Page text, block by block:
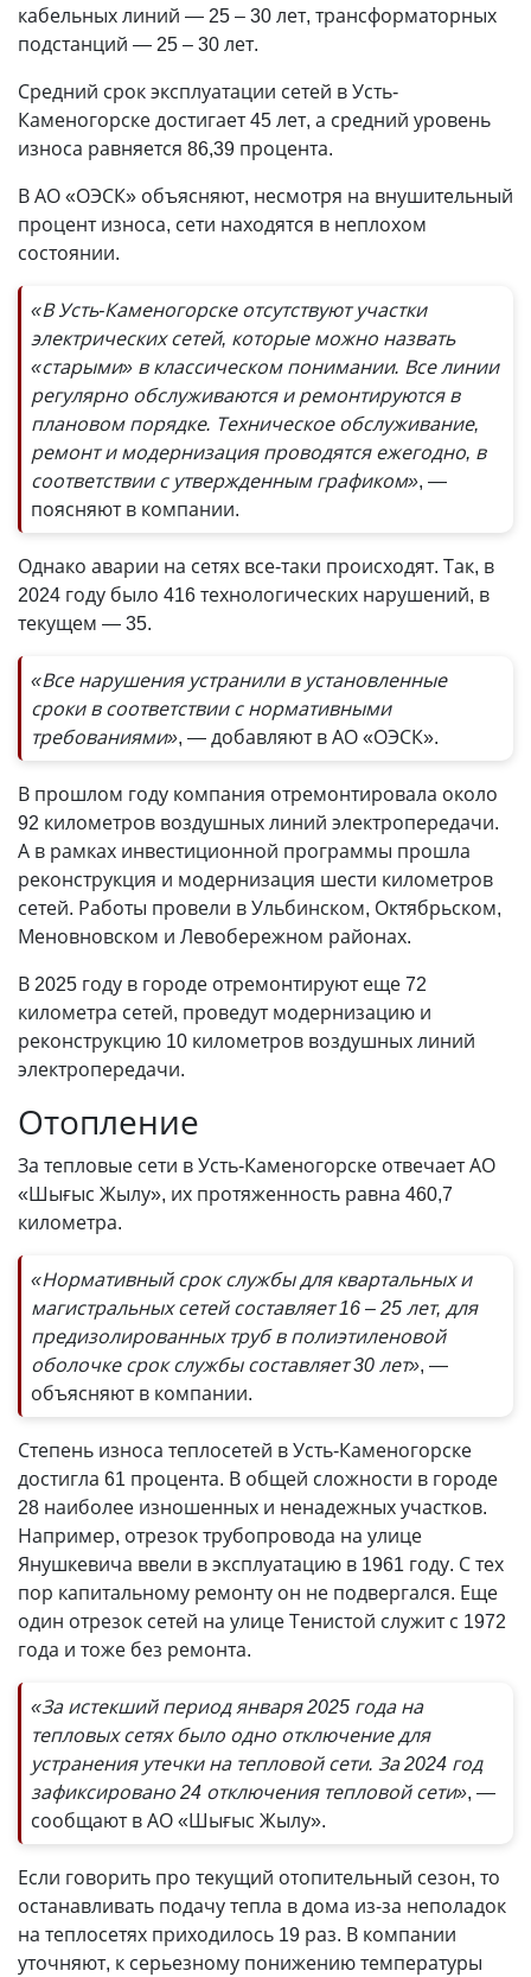
кабельных линий — 25 – 30 лет, трансформаторных
подстанций — 25 – 30 лет.
Средний срок эксплуатации сетей в Усть-
Каменогорске достигает 45 лет, а средний уровень
износа равняется 86,39 процента.
В АО «ОЭСК» объясняют, несмотря на внушительный
процент износа, сети находятся в неплохом
состоянии.
«В Усть-Каменогорске отсутствуют участки
электрических сетей, которые можно назвать
«старыми» в классическом понимании. Все линии
регулярно обслуживаются и ремонтируются в
плановом порядке. Техническое обслуживание,
ремонт и модернизация проводятся ежегодно, в
соответствии с утвержденным графиком», —
поясняют в компании.
Однако аварии на сетях все-таки происходят. Так, в
2024 году было 416 технологических нарушений, в
текущем — 35.
«Все нарушения устранили в установленные
сроки в соответствии с нормативными
требованиями», — добавляют в АО «ОЭСК».
В прошлом году компания отремонтировала около
92 километров воздушных линий электропередачи.
А в рамках инвестиционной программы прошла
реконструкция и модернизация шести километров
сетей. Работы провели в Ульбинском, Октябрьском,
Меновновском и Левобережном районах.
В 2025 году в городе отремонтируют еще 72
километра сетей, проведут модернизацию и
реконструкцию 10 километров воздушных линий
электропередачи.
Отопление
За тепловые сети в Усть-Каменогорске отвечает АО
«Шығыс Жылу», их протяженность равна 460,7
километра.
«Нормативный срок службы для квартальных и
магистральных сетей составляет 16 – 25 лет, для
предизолированных труб в полиэтиленовой
оболочке срок службы составляет 30 лет», —
объясняют в компании.
Степень износа теплосетей в Усть-Каменогорске
достигла 61 процента. В общей сложности в городе
28 наиболее изношенных и ненадежных участков.
Например, отрезок трубопровода на улице
Янушкевича ввели в эксплуатацию в 1961 году. С тех
пор капитальному ремонту он не подвергался. Еще
один отрезок сетей на улице Тенистой служит с 1972
года и тоже без ремонта.
«За истекший период января 2025 года на
тепловых сетях было одно отключение для
устранения утечки на тепловой сети. За 2024 год
зафиксировано 24 отключения тепловой сети», —
сообщают в АО «Шығыс Жылу».
Если говорить про текущий отопительный сезон, то
останавливать подачу тепла в дома из-за неполадок
на теплосетях приходилось 19 раз. В компании
уточняют, к серьезному понижению температуры